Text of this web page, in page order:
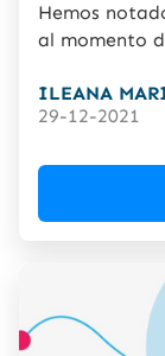
Hemos
al momento
ILEANA
29-12-2021